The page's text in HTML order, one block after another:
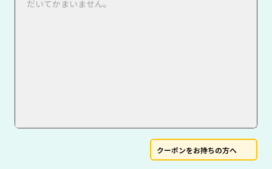
クーポンをお持ちの方へ